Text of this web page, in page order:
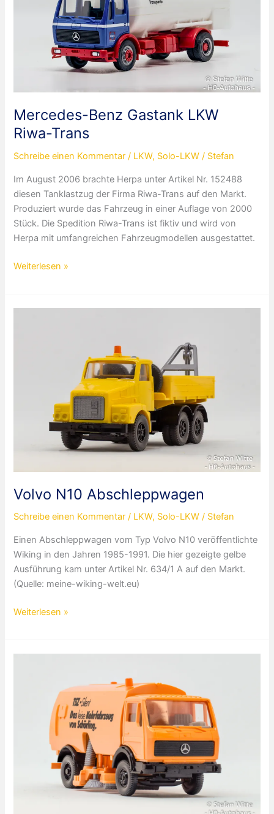
Mercedes-Benz Gastank LKW
Riwa-Trans
Schreibe einen Kommentar / LKW, Solo-LKW / Stefan
Im August 2006 brachte Herpa unter Artikel Nr. 152488
diesen Tanklastzug der Firma Riwa-Trans auf den Markt.
Produziert wurde das Fahrzeug in einer Auflage von 2000
Stück. Die Spedition Riwa-Trans ist fiktiv und wird von
Herpa mit umfangreichen Fahrzeugmodellen ausgestattet.
Mercedes-
LKW
Weiterlesen »
Volvo N10 Abschleppwagen
Schreibe einen Kommentar / LKW, Solo-LKW / Stefan
Einen Abschleppwagen vom Typ Volvo N10 veröffentlichte
Wiking in den Jahren 1985-1991. Die hier gezeigte gelbe
Ausführung kam unter Artikel Nr. 634/1 A auf den Markt.
(Quelle: meine-wiking-welt.eu)
Volvo
Weiterlesen »